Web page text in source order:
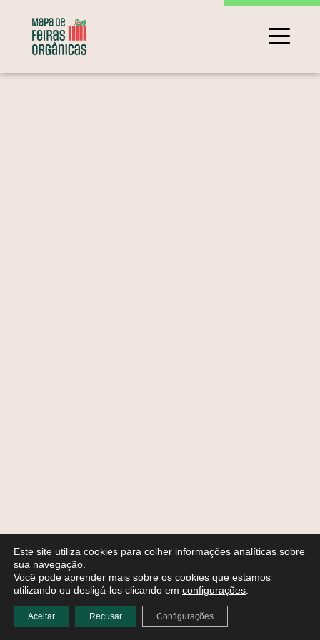
Este site utiliza cookies para colher informações analíticas sobre
sua navegação.
Você pode aprender mais sobre os cookies que estamos
utilizando ou desligá-los clicando em configurações
Aceitar Recusar Configurações